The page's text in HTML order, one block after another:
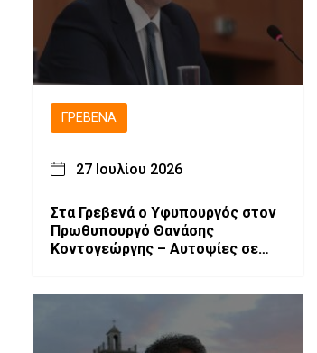
ΓΡΕΒΕΝΆ
27 Ιουλίου 2026
Στα Γρεβενά ο Υφυπουργός στον
Πρωθυπουργό Θανάσης
Κοντογεώργης – Αυτοψίες σε